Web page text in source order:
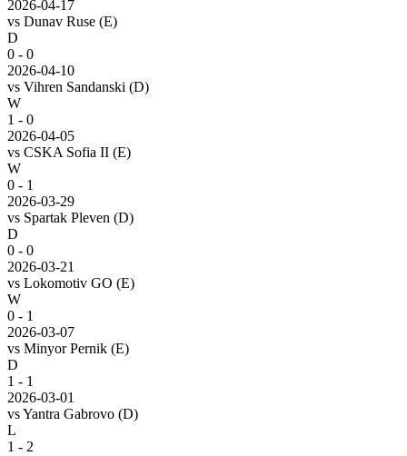
2026-04-17
vs Dunav Ruse (E)
D
0 - 0
2026-04-10
vs Vihren Sandanski (D)
W
1 - 0
2026-04-05
vs CSKA Sofia II (E)
W
0 - 1
2026-03-29
vs Spartak Pleven (D)
D
0 - 0
2026-03-21
vs Lokomotiv GO (E)
W
0 - 1
2026-03-07
vs Minyor Pernik (E)
D
1 - 1
2026-03-01
vsYantra Gabrovo (D)
L
1 - 2